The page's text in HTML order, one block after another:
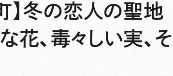
町】冬の恋人の聖
花、毒々しい実、